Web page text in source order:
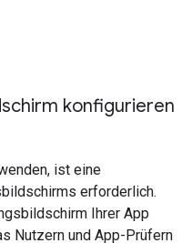
konfigurieren
ist eine
erforderlich.
Ihrer App
Nutzern und App-Prüfern